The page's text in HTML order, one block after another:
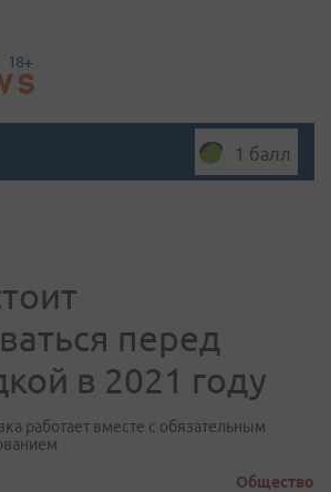
1 балл
перед
в 2021 году
работает вместе с обязательным
Общество